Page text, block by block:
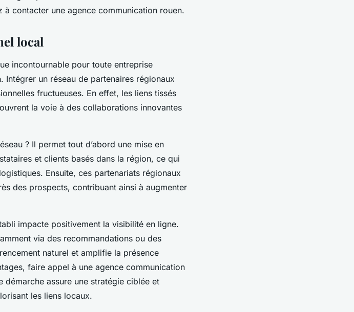
contacter une agence communication rouen.
local
incontournable pour toute entreprise
Intégrer un réseau de partenaires régionaux
fructueuses. En effet, les liens tissés
la voie à des collaborations innovantes
? Il permet tout d’abord une mise en
et clients basés dans la région, ce qui
Ensuite, ces partenariats régionaux
des prospects, contribuant ainsi à augmenter
impacte positivement la visibilité en ligne.
via des recommandations ou des
naturel et amplifie la présence
faire appel à une agence communication
démarche assure une stratégie ciblée et
les liens locaux.